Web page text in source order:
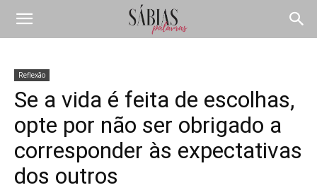
Reflexão
Se a vida é feita de escolhas,
opte por não ser obrigado a
corresponder às expectativas
dos outros